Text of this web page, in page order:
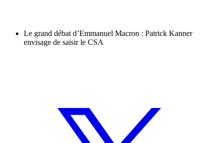
Le grand débat d’Emmanuel Macron : Patrick Kanner
envisage de saisir le CSA